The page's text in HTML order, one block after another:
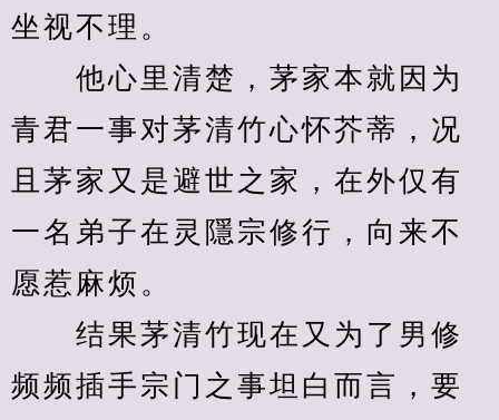
坐视不理。
他心里清楚，茅家本就因为
青君一事对茅清竹心怀芥蒂，况
且茅家又是避世之家，在外仅有
一名弟子在灵隱宗修行，向来不
愿惹麻烦。
结果茅清竹现在又为了男修
频频插手宗门之事坦白而言，要